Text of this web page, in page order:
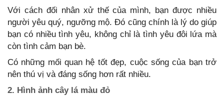
Với cách đối nhân xử thế của mình, bạn được nhiều
người yêu quý, ngưỡng mộ. Đó cũng chính là lý do giúp
bạn có nhiều tình yêu, không chỉ là tình yêu đôi lứa mà
còn tình cảm bạn bè.
Có những mối quan hệ tốt đẹp, cuộc sống của bạn trở
nên thú vị và đáng sống hơn rất nhiều.
2. Hình ảnh cây lá màu đỏ